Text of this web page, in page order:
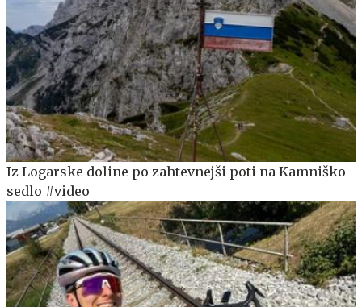
Iz Logarske doline po zahtevnejši poti na Kamniško
sedlo #video